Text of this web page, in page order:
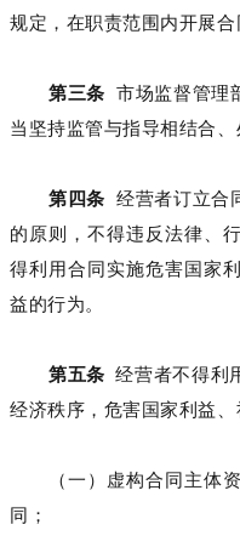
规定，在职责范围内开展合
第三条 市场监督管理
当坚持监管与指导相结合、
第四条 经营者订立合
的原则，不得违反法律、
得利用合同实施危害国家
益的行为。
第五条 经营者不得利
经济秩序，危害国家利益、
（一）虚构合同主体
同；